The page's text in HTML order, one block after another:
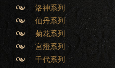
洛神系列
仙丹系列
菊花系列
宮燈系列
千代系列